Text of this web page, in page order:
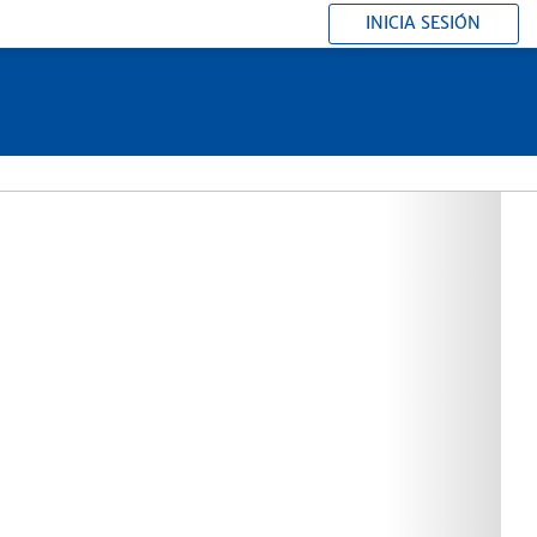
INICIA SESIÓN